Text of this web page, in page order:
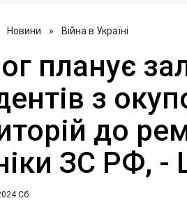
Новини » Війна в Україні
планує
з
до
ЗС РФ, -
Сб